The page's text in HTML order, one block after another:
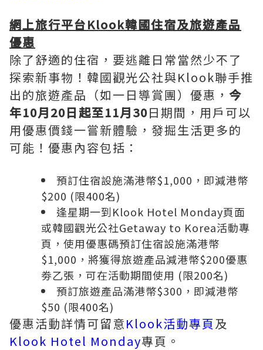
網上旅行平台Klook韓國住宿及旅遊產品
優惠
除了舒適的住宿，要逃離日常當然少不了
探索新事物！韓國觀光公社與Klook聯手推
出的旅遊產品（如一日導賞團）優惠， 今
年10月20日起至11月30日期間， 用戶 可以
用優惠價錢一嘗新體驗，發掘生活更多的
可能！優惠內容包括：
預訂住宿設施滿港幣$1,000，即減港幣
$200 (限400名)
逢星期一到Klook Hotel Monday頁面
或韓國觀光公社Getaway to Korea活動專
頁，使用優惠碼預訂住宿設施滿港幣
$1,000，將獲得旅遊產品減港幣$200優惠
劵乙張，可在活動期間使用 (限200名)
預訂旅遊產品滿港幣$300，即減港幣
$50 (限400名)
優惠活動詳情可留意Klook活動專頁及
Klook Hotel Monday專頁。